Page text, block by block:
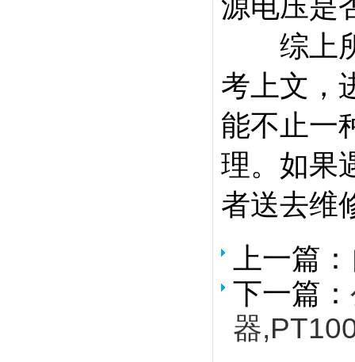
综上所
考上文，
能不止一
理。如果
者送去维
上一篇：
下一篇：
器